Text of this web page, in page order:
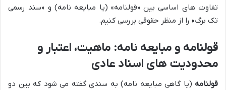
تفاوت های اساسی بین «قولنامه» (یا مبایعه نامه) و «سند رسمی
تک برگ» را از منظر حقوقی بررسی کنیم.
قولنامه و مبایعه نامه: ماهیت، اعتبار و
محدودیت های اسناد عادی
قولنامه (یا گاهی مبایعه نامه) به سندی گفته می شود که بین دو